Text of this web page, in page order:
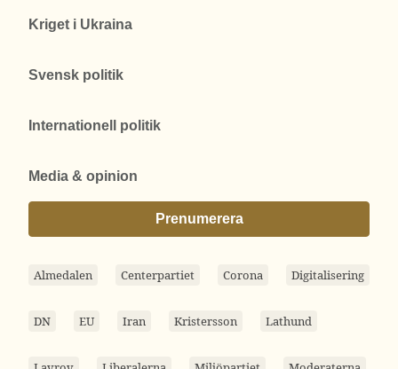
Kriget i Ukraina
Svensk politik
Internationell politik
Media & opinion
Prenumerera
Almedalen Centerpartiet Corona Digitalisering
DN EU Iran Kristersson Lathund